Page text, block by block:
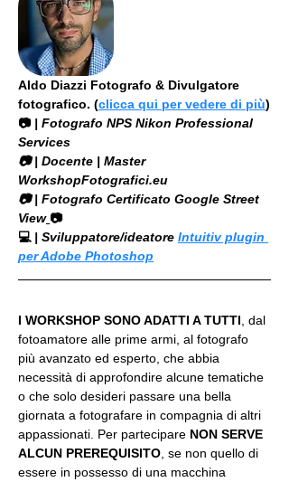
Aldo Diazzi Fotografo & Divulgatore
fotografico. (clicca qui per vedere di più)
📷 | Fotografo NPS Nikon Professional
Services
​📷 | Docente | Master
WorkshopFotografici.eu
📷 | Fotografo Certificato Google Street
View 📷
💻 | Sviluppatore/ideatore Intuitiv plugin
per Adobe Photoshop
I WORKSHOP SONO ADATTI A TUTTI , dal
fotoamatore alle prime armi, al fotografo
più avanzato ed esperto, che abbia
necessità di approfondire alcune tematiche
o che solo desideri passare una bella
giornata a fotografare in compagnia di altri
appassionati. Per partecipare NON SERVE
ALCUN PREREQUISITO , se non quello di
essere in possesso di una macchina